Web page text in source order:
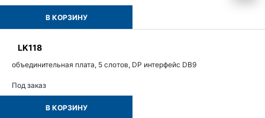
В КОРЗИНУ
LK118
объединительная плата, 5 слотов, DP интерфейс DB9
Под заказ
В КОРЗИНУ